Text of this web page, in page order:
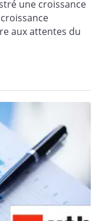
une croissance
aux attentes du